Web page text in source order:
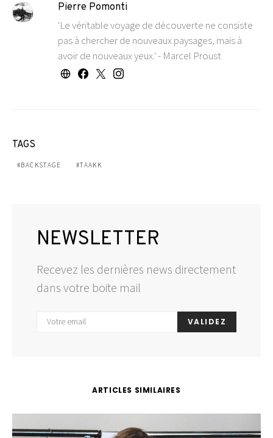
Pierre Pomonti
'Le véritable voyage de découverte ne consiste
pas à chercher de nouveaux paysages, mais à
avoir de nouveaux yeux.' - Marcel Proust
TAGS
BACKSTAGE TAAKK
NEWSLETTER
Recevez les dernières news directement
dans votre boite mail
VALIDEZ
ARTICLES SIMILAIRES